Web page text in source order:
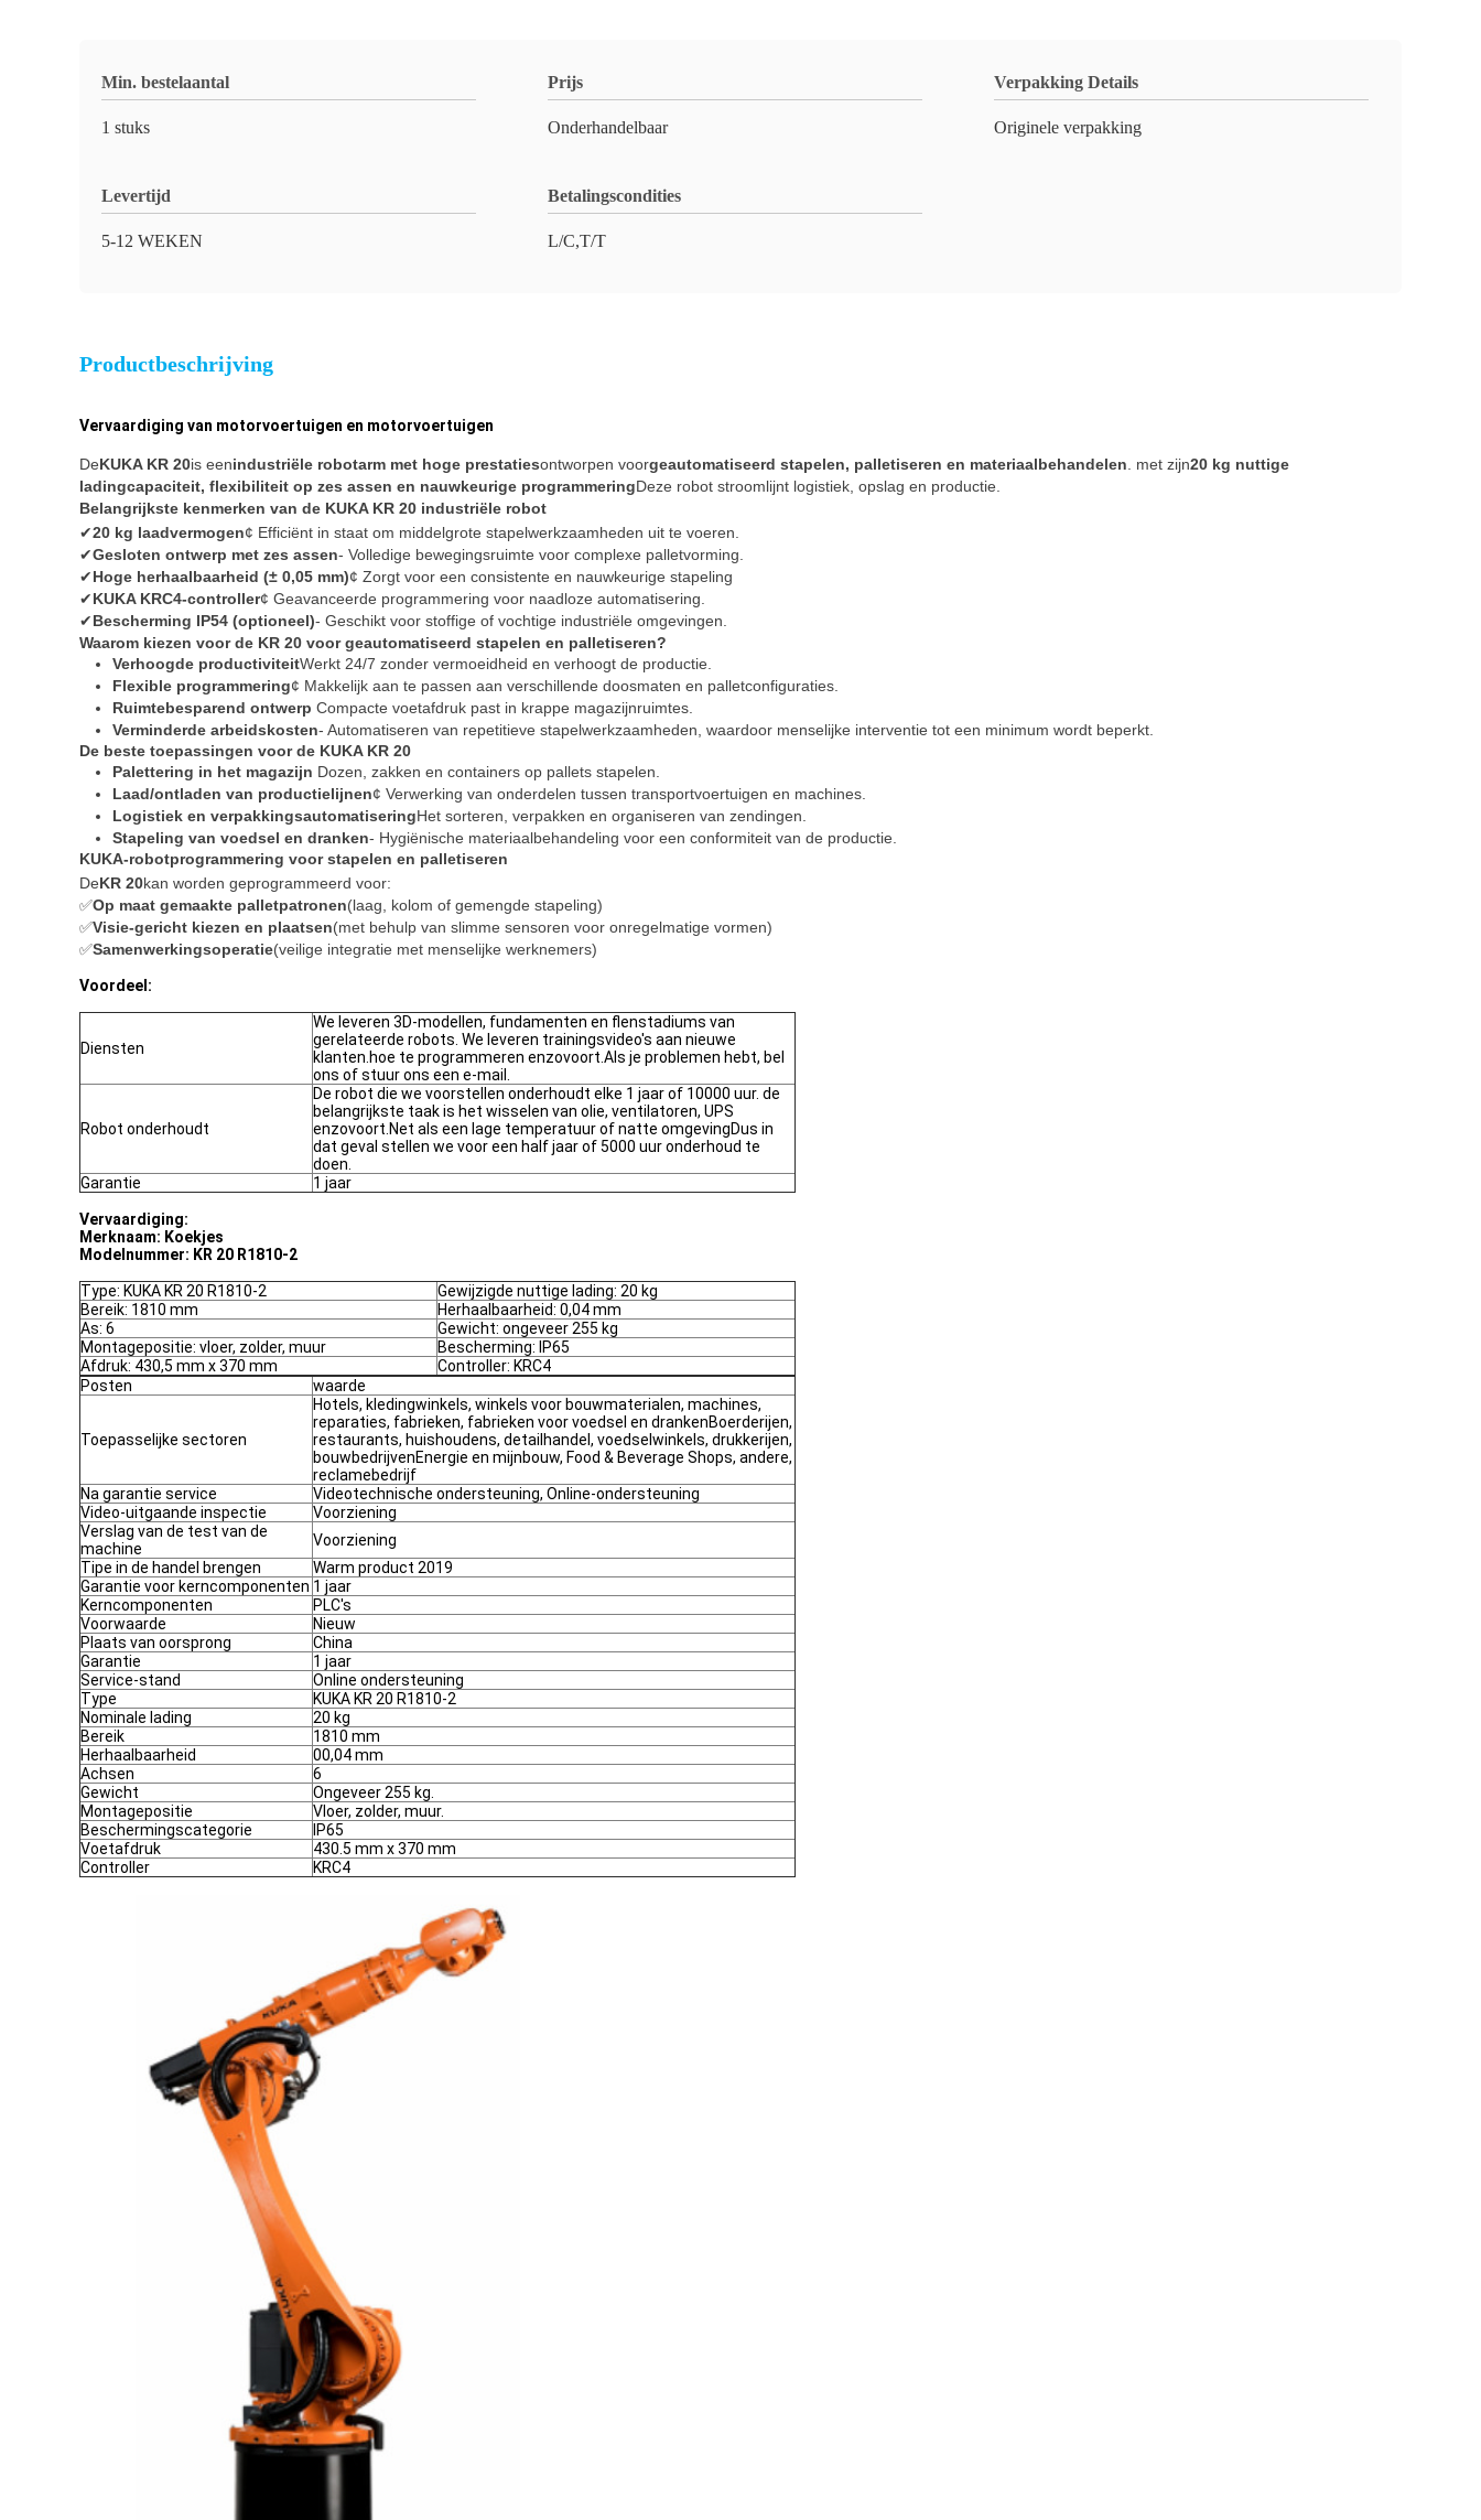
Min. bestelaantal
1 stuks
Prijs
Onderhandelbaar
Verpakking Details
Originele verpakking
Levertijd
5-12 WEKEN
Betalingscondities
L/C,T/T
Productbeschrijving
Vervaardiging van motorvoertuigen en motorvoertuigen
DeKUKA KR 20is eenindustriële robotarm met hoge prestatiesontworpen voorgeautomatiseerd stapelen, palletiseren en materiaalbehandelen . met zijn20 kg nuttige
ladingcapaciteit, flexibiliteit op zes assen en nauwkeurige programmeringDeze robot stroomlijnt logistiek, opslag en productie.
Belangrijkste kenmerken van de KUKA KR 20 industriële robot
✔20 kg laadvermogen¢ Efficiënt in staat om middelgrote stapelwerkzaamheden uit te voeren.
✔Gesloten ontwerp met zes assen- Volledige bewegingsruimte voor complexe palletvorming.
✔Hoge herhaalbaarheid (± 0,05 mm)¢ Zorgt voor een consistente en nauwkeurige stapeling
✔KUKA KRC4-controller¢ Geavanceerde programmering voor naadloze automatisering.
✔Bescherming IP54 (optioneel)- Geschikt voor stoffige of vochtige industriële omgevingen.
Waarom kiezen voor de KR 20 voor geautomatiseerd stapelen en palletiseren?
Verhoogde productiviteitWerkt 24/7 zonder vermoeidheid en verhoogt de productie.
Flexible programmering¢ Makkelijk aan te passen aan verschillende doosmaten en palletconfiguraties.
Ruimtebesparend ontwerp ️ Compacte voetafdruk past in krappe magazijnruimtes.
Verminderde arbeidskosten- Automatiseren van repetitieve stapelwerkzaamheden, waardoor menselijke interventie tot een minimum wordt beperkt.
De beste toepassingen voor de KUKA KR 20
Palettering in het magazijn ️ Dozen, zakken en containers op pallets stapelen.
Laad/ontladen van productielijnen¢ Verwerking van onderdelen tussen transportvoertuigen en machines.
Logistiek en verpakkingsautomatiseringHet sorteren, verpakken en organiseren van zendingen.
Stapeling van voedsel en dranken- Hygiënische materiaalbehandeling voor een conformiteit van de productie.
KUKA-robotprogrammering voor stapelen en palletiseren
DeKR 20kan worden geprogrammeerd voor:
✅Op maat gemaakte palletpatronen(laag, kolom of gemengde stapeling)
✅Visie-gericht kiezen en plaatsen(met behulp van slimme sensoren voor onregelmatige vormen)
✅Samenwerkingsoperatie(veilige integratie met menselijke werknemers)
Voordeel:
Diensten
We leveren 3D-modellen, fundamenten en flenstadiums van
gerelateerde robots. We leveren trainingsvideo's aan nieuwe
klanten.hoe te programmeren enzovoort.Als je problemen hebt, bel
ons of stuur ons een e-mail.
Robot onderhoudt
De robot die we voorstellen onderhoudt elke 1 jaar of 10000 uur. de
belangrijkste taak is het wisselen van olie, ventilatoren, UPS
enzovoort.Net als een lage temperatuur of natte omgevingDus in
dat geval stellen we voor een half jaar of 5000 uur onderhoud te
doen.
Garantie
1 jaar
Vervaardiging:
Merknaam: Koekjes
Modelnummer: KR 20 R1810-2
Type: KUKA KR 20 R1810-2
Gewijzigde nuttige lading: 20 kg
Bereik: 1810 mm
Herhaalbaarheid: 0,04 mm
As: 6
Gewicht: ongeveer 255 kg
Montagepositie: vloer, zolder, muur
Bescherming: IP65
Afdruk: 430,5 mm x 370 mm
Controller: KRC4
Posten
waarde
Toepasselijke sectoren
Hotels, kledingwinkels, winkels voor bouwmaterialen, machines,
reparaties, fabrieken, fabrieken voor voedsel en drankenBoerderijen,
restaurants, huishoudens, detailhandel, voedselwinkels, drukkerijen,
bouwbedrijvenEnergie en mijnbouw, Food & Beverage Shops, andere,
reclamebedrijf
Na garantie service
Videotechnische ondersteuning, Online-ondersteuning
Video-uitgaande inspectie
Voorziening
Verslag van de test van de
machine
Voorziening
Tipe in de handel brengen
Warm product 2019
Garantie voor kerncomponenten 1 jaar
Kerncomponenten
PLC's
Voorwaarde
Nieuw
Plaats van oorsprong
China
Garantie
1 jaar
Service-stand
Online ondersteuning
Type
KUKA KR 20 R1810-2
Nominale lading
20 kg
Bereik
1810 mm
Herhaalbaarheid
00,04 mm
Achsen
6
Gewicht
Ongeveer 255 kg.
Montagepositie
Vloer, zolder, muur.
Beschermingscategorie
IP65
Voetafdruk
430.5 mm x 370 mm
Controller
KRC4